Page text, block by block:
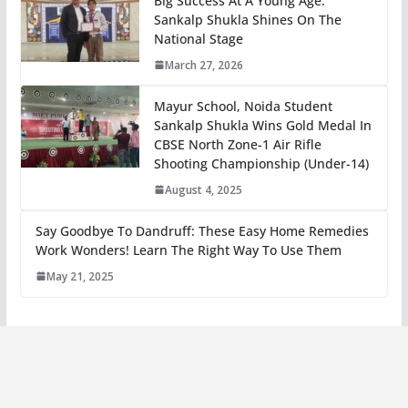
Sankalp Shukla Shines On The
National Stage
March 27, 2026
Mayur School, Noida Student
Sankalp Shukla Wins Gold Medal In
CBSE North Zone-1 Air Rifle
Shooting Championship (Under-14)
August 4, 2025
Say Goodbye To Dandruff: These Easy Home Remedies
Work Wonders! Learn The Right Way To Use Them
May 21, 2025